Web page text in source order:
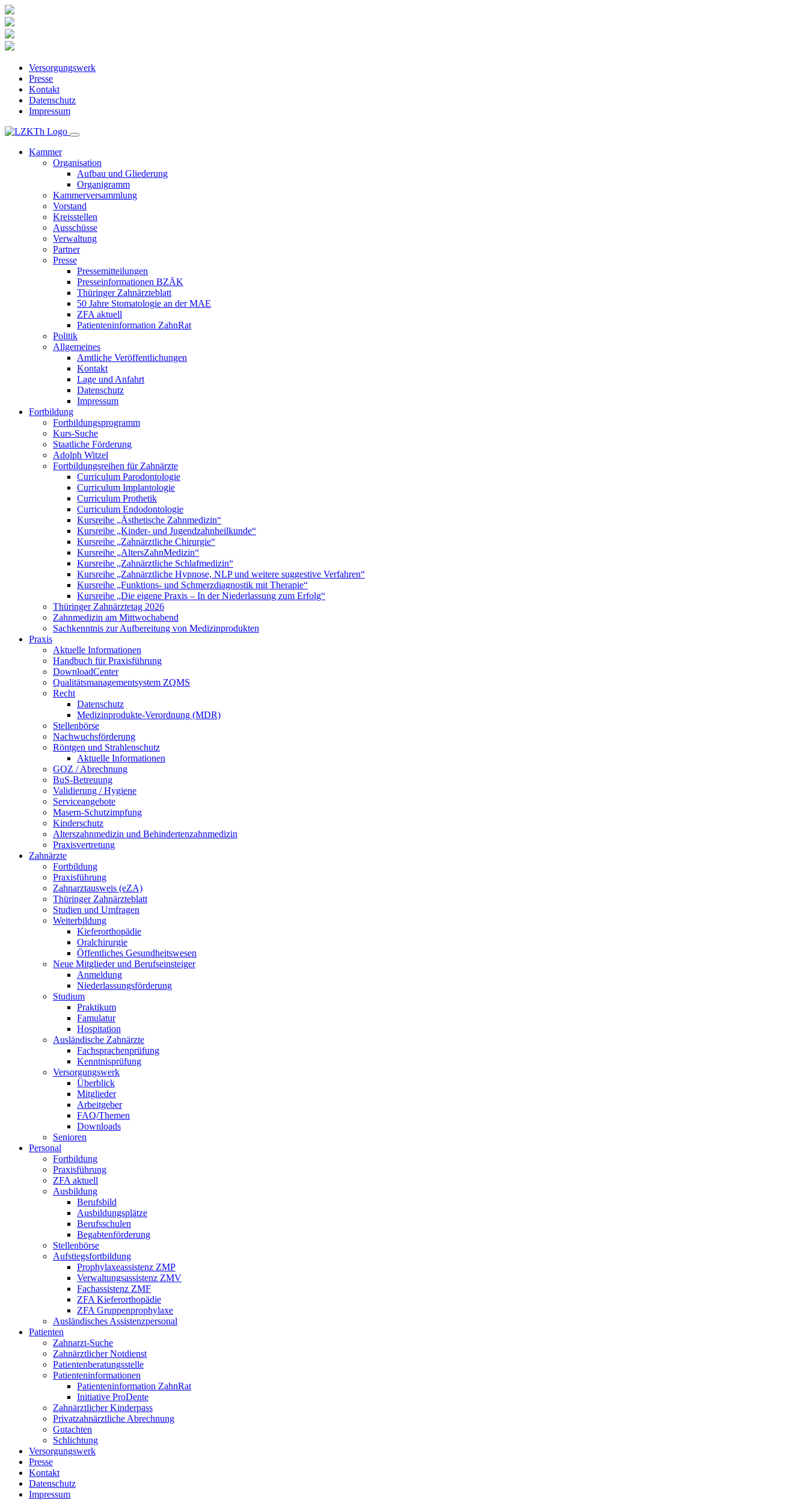
Versorgungswerk
Presse
Kontakt
Datenschutz
Impressum
Kammer
Organisation
Aufbau und Gliederung
Organigramm
Kammerversammlung
Vorstand
Kreisstellen
Ausschüsse
Verwaltung
Partner
Presse
Pressemitteilungen
Presseinformationen BZÄK
Thüringer Zahnärzteblatt
50 Jahre Stomatologie an der MAE
ZFA aktuell
Patienteninformation ZahnRat
Politik
Allgemeines
Amtliche Veröffentlichungen
Kontakt
Lage und Anfahrt
Datenschutz
Impressum
Fortbildung
Fortbildungsprogramm
Kurs-Suche
Staatliche Förderung
Adolph Witzel
Fortbildungsreihen für Zahnärzte
Curriculum Parodontologie
Curriculum Implantologie
Curriculum Prothetik
Curriculum Endodontologie
Kursreihe „Ästhetische Zahnmedizin“
Kursreihe „Kinder- und Jugendzahnheilkunde“
Kursreihe „Zahnärztliche Chirurgie“
Kursreihe „AltersZahnMedizin“
Kursreihe „Zahnärztliche Schlafmedizin“
Kursreihe „Zahnärztliche Hypnose, NLP und weitere suggestive Verfahren“
Kursreihe „Funktions- und Schmerzdiagnostik mit Therapie“
Kursreihe „Die eigene Praxis – In der Niederlassung zum Erfolg“
Thüringer Zahnärztetag 2026
Zahnmedizin am Mittwochabend
Sachkenntnis zur Aufbereitung von Medizinprodukten
Praxis
Aktuelle Informationen
Handbuch für Praxisführung
DownloadCenter
Qualitätsmanagementsystem ZQMS
Recht
Datenschutz
Medizinprodukte-Verordnung (MDR)
Stellenbörse
Nachwuchsförderung
Röntgen und Strahlenschutz
Aktuelle Informationen
GOZ / Abrechnung
BuS-Betreuung
Validierung / Hygiene
Serviceangebote
Masern-Schutzimpfung
Kinderschutz
Alterszahnmedizin und Behindertenzahnmedizin
Praxisvertretung
Zahnärzte
Fortbildung
Praxisführung
Zahnarztausweis (eZA)
Thüringer Zahnärzteblatt
Studien und Umfragen
Weiterbildung
Kieferorthopädie
Oralchirurgie
Öffentliches Gesundheitswesen
Neue Mitglieder und Berufseinsteiger
Anmeldung
Niederlassungsförderung
Studium
Praktikum
Famulatur
Hospitation
Ausländische Zahnärzte
Fachsprachenprüfung
Kenntnisprüfung
Versorgungswerk
Überblick
Mitglieder
Arbeitgeber
FAQ/Themen
Downloads
Senioren
Personal
Fortbildung
Praxisführung
ZFA aktuell
Ausbildung
Berufsbild
Ausbildungsplätze
Berufsschulen
Begabtenförderung
Stellenbörse
Aufstiegsfortbildung
Prophylaxeassistenz ZMP
Verwaltungsassistenz ZMV
Fachassistenz ZMF
ZFA Kieferorthopädie
ZFA Gruppenprophylaxe
Ausländisches Assistenzpersonal
Patienten
Zahnarzt-Suche
Zahnärztlicher Notdienst
Patientenberatungsstelle
Patienteninformationen
Patienteninformation ZahnRat
Initiative ProDente
Zahnärztlicher Kinderpass
Privatzahnärztliche Abrechnung
Gutachten
Schlichtung
Versorgungswerk
Presse
Kontakt
Datenschutz
Impressum